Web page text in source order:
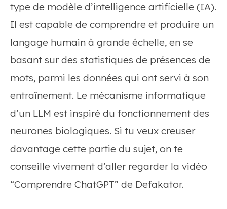
type de modèle d’intelligence artificielle (IA).
Il est capable de comprendre et produire un
langage humain à grande échelle, en se
basant sur des statistiques de présences de
mots, parmi les données qui ont servi à son
entraînement. Le mécanisme informatique
d’un LLM est inspiré du fonctionnement des
neurones biologiques. Si tu veux creuser
davantage cette partie du sujet, on te
conseille vivement d’aller regarder la vidéo
“Comprendre ChatGPT” de Defakator.